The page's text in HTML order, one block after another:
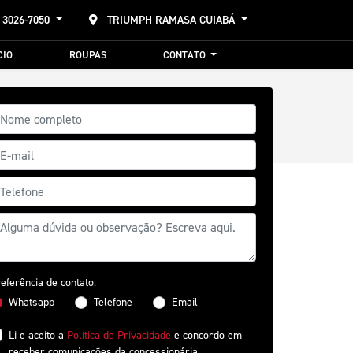
3026-7050 TRIUMPH RAMASA CUIABÁ
ROUPAS CONTATO
de contato:
Whatsapp
Telefone Email
Li e aceito a Política de Privacidade e concordo em